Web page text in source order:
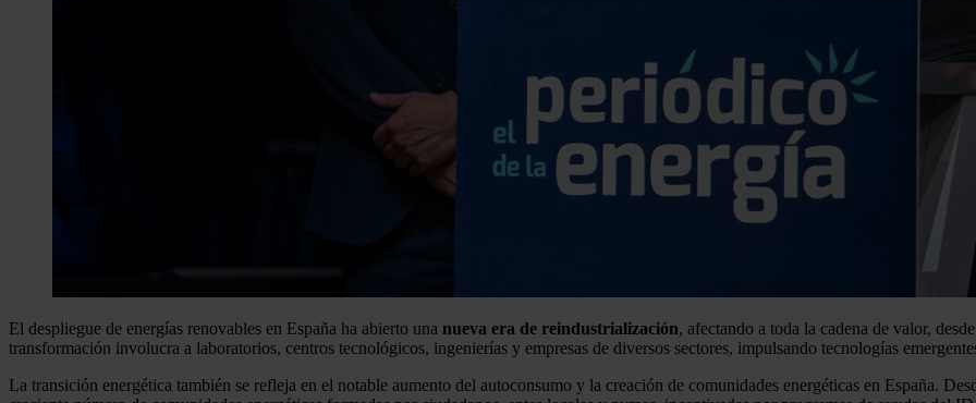
El despliegue de energías renovables en España ha abierto una nueva era de reindustrialización, afectando a toda la cadena de valor,
transformación involucra a laboratorios, centros tecnológicos, ingenierías y empresas de diversos sectores, impulsando tecnologías
La transición energética también se refleja en el notable aumento del autoconsumo y la creación de comunidades energéticas en España.